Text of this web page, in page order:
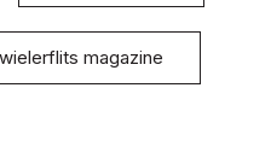
wielerflits magazine